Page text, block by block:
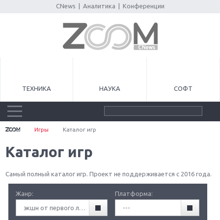
CNews Аналитика Конференции
ТЕХНИКА НАУКА СОФТ
Игры Каталог игр
Каталог игр
Самый полный каталог игр. Проект не поддерживается с 2016 года.
Жанр:
экшн от первого лица (FPA)
Платформа:
---